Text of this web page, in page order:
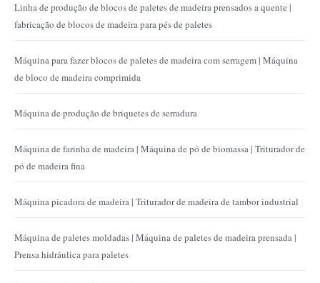
Linha de produção de blocos de paletes de madeira prensados ​​a quente |
fabricação de blocos de madeira para pés de paletes
Máquina para fazer blocos de paletes de madeira com serragem | Máquina
de bloco de madeira comprimida
Máquina de produção de briquetes de serradura
Máquina de farinha de madeira | Máquina de pó de biomassa | Triturador de
pó de madeira fina
Máquina picadora de madeira | Triturador de madeira de tambor industrial
Máquina de paletes moldadas | Máquina de paletes de madeira prensada |
Prensa hidráulica para paletes